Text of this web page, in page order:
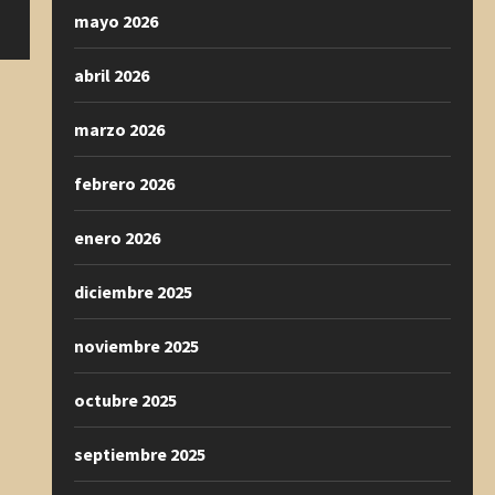
mayo 2026
abril 2026
marzo 2026
febrero 2026
enero 2026
diciembre 2025
noviembre 2025
octubre 2025
septiembre 2025